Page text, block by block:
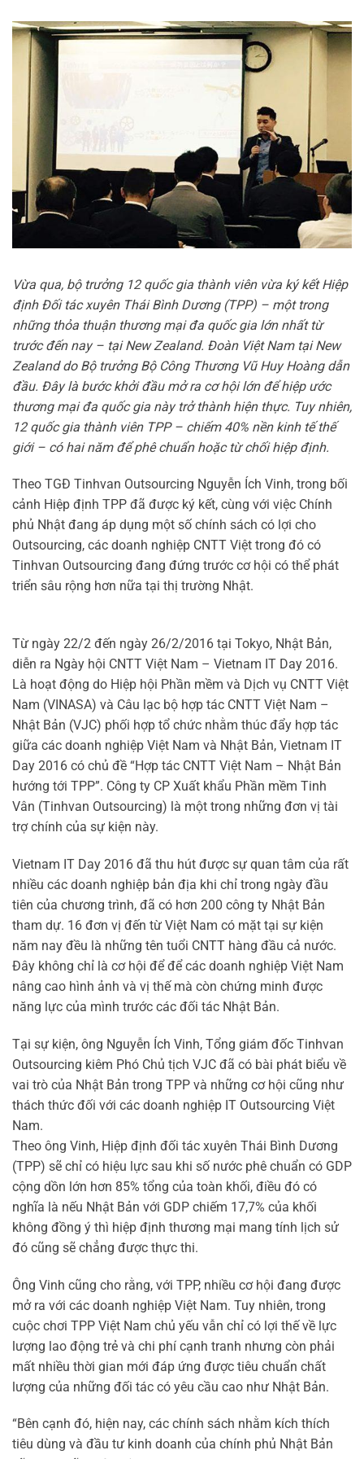
Vừa qua, bộ trưởng 12 quốc gia thành viên vừa ký kết Hiệp
định Đối tác xuyên Thái Bình Dương (TPP) – một trong
những thỏa thuận thương mại đa quốc gia lớn nhất từ
trước đến nay – tại New Zealand. Đoàn Việt Nam tại New
Zealand do Bộ trưởng Bộ Công Thương Vũ Huy Hoàng dẫn
đầu. Đây là bước khởi đầu mở ra cơ hội lớn để hiệp ước
thương mại đa quốc gia này trở thành hiện thực. Tuy nhiên,
12 quốc gia thành viên TPP – chiếm 40% nền kinh tế thế
giới – có hai năm để phê chuẩn hoặc từ chối hiệp định.
Theo TGĐ Tinhvan Outsourcing Nguyễn Ích Vinh, trong bối
cảnh Hiệp định TPP đã được ký kết, cùng với việc Chính
phủ Nhật đang áp dụng một số chính sách có lợi cho
Outsourcing, các doanh nghiệp CNTT Việt trong đó có
Tinhvan Outsourcing đang đứng trước cơ hội có thể phát
triển sâu rộng hơn nữa tại thị trường Nhật.
Từ ngày 22/2 đến ngày 26/2/2016 tại Tokyo, Nhật Bản,
diễn ra Ngày hội CNTT Việt Nam – Vietnam IT Day 2016.
Là hoạt động do Hiệp hội Phần mềm và Dịch vụ CNTT Việt
Nam (VINASA) và Câu lạc bộ hợp tác CNTT Việt Nam –
Nhật Bản (VJC) phối hợp tổ chức nhằm thúc đẩy hợp tác
giữa các doanh nghiệp Việt Nam và Nhật Bản, Vietnam IT
Day 2016 có chủ đề “Hợp tác CNTT Việt Nam – Nhật Bản
hướng tới TPP”. Công ty CP Xuất khẩu Phần mềm Tinh
Vân (Tinhvan Outsourcing) là một trong những đơn vị tài
trợ chính của sự kiện này.
Vietnam IT Day 2016 đã thu hút được sự quan tâm của rất
nhiều các doanh nghiệp bản địa khi chỉ trong ngày đầu
tiên của chương trình, đã có hơn 200 công ty Nhật Bản
tham dự. 16 đơn vị đến từ Việt Nam có mặt tại sự kiện
năm nay đều là những tên tuổi CNTT hàng đầu cả nước.
Đây không chỉ là cơ hội để để các doanh nghiệp Việt Nam
nâng cao hình ảnh và vị thế mà còn chứng minh được
năng lực của mình trước các đối tác Nhật Bản.
Tại sự kiện, ông Nguyễn Ích Vinh, Tổng giám đốc Tinhvan
Outsourcing kiêm Phó Chủ tịch VJC đã có bài phát biểu về
vai trò của Nhật Bản trong TPP và những cơ hội cũng như
thách thức đối với các doanh nghiệp IT Outsourcing Việt
Nam.
Theo ông Vinh, Hiệp định đối tác xuyên Thái Bình Dương
(TPP) sẽ chỉ có hiệu lực sau khi số nước phê chuẩn có GDP
cộng dồn lớn hơn 85% tổng của toàn khối, điều đó có
nghĩa là nếu Nhật Bản với GDP chiếm 17,7% của khối
không đồng ý thì hiệp định thương mại mang tính lịch sử
đó cũng sẽ chẳng được thực thi.
Ông Vinh cũng cho rằng, với TPP, nhiều cơ hội đang được
mở ra với các doanh nghiệp Việt Nam. Tuy nhiên, trong
cuộc chơi TPP Việt Nam chủ yếu vẫn chỉ có lợi thế về lực
lượng lao động trẻ và chi phí cạnh tranh nhưng còn phải
mất nhiều thời gian mới đáp ứng được tiêu chuẩn chất
lượng của những đối tác có yêu cầu cao như Nhật Bản.
“Bên cạnh đó, hiện nay, các chính sách nhằm kích thích
tiêu dùng và đầu tư kinh doanh của chính phủ Nhật Bản